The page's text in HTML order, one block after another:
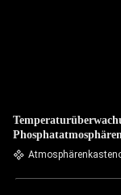
intelligenter